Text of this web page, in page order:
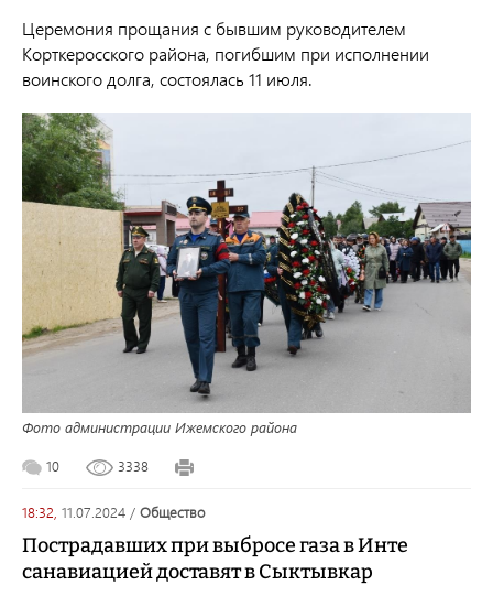
Церемония прощания с бывшим руководителем
Корткеросского района, погибшим при исполнении
воинского долга, состоялась 11 июля.
Фото администрации Ижемского района
10 3338
18:32, 11.07.2024 / общество
Пострадавших при выбросе газа в Инте
санавиацией доставят в Сыктывкар